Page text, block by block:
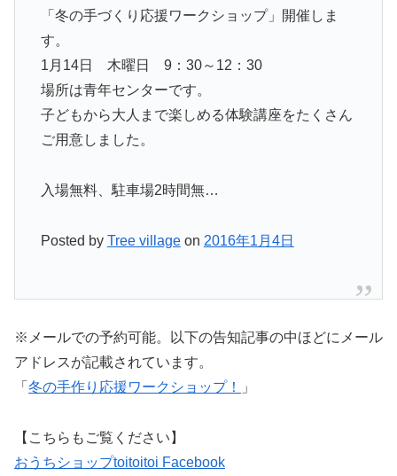
「冬の手づくり応援ワークショップ」開催しま
す。
1月14日 木曜日 9：30～12：30
場所は青年センターです。
子どもから大人まで楽しめる体験講座をたくさん
ご用意しました。
入場無料、駐車場2時間無…
Posted by Tree villageon 2016年1月4日
※メールでの予約可能。以下の告知記事の中ほどにメール
アドレスが記載されています。
「 冬の手作り応援ワークショップ！ 」
【こちらもご覧ください】
おうちショップtoitoitoi Facebook